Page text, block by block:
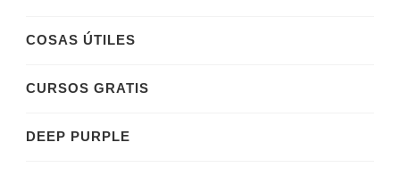
COSAS ÚTILES
CURSOS GRATIS
DEEP PURPLE